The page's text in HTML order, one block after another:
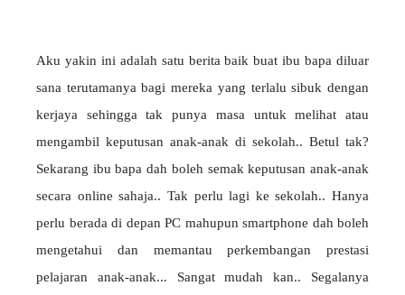
Aku yakin ini adalah satu berita baik buat ibu bapa diluar
sana terutamanya bagi mereka yang terlalu sibuk dengan
kerjaya sehingga tak punya masa untuk melihat atau
mengambil keputusan anak-anak di sekolah.. Betul tak?
Sekarang ibu bapa dah boleh semak keputusan anak-anak
secara online sahaja.. Tak perlu lagi ke sekolah.. Hanya
perlu berada di depan PC mahupun smartphone dah boleh
mengetahui dan memantau perkembangan prestasi
pelajaran anak-anak... Sangat mudah kan.. Segalanya